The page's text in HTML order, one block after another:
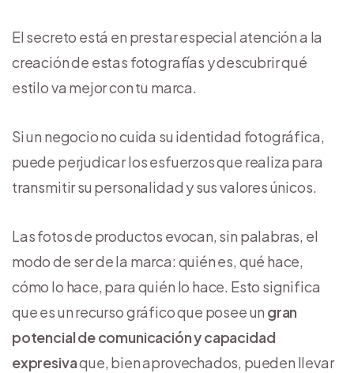
El secreto está en prestar especial atención a la
creación de estas fotografías y descubrir qué
estilo va mejor con tu marca.
Si un negocio no cuida su identidad fotográfica,
puede perjudicar los esfuerzos que realiza para
transmitir su personalidad y sus valores únicos.
Las fotos de productos evocan, sin palabras, el
modo de ser de la marca: quién es, qué hace,
cómo lo hace, para quién lo hace. Esto significa
que es un recurso gráfico que posee un gran
potencial de comunicación y capacidad
expresivaque, bien aprovechados, pueden llevar